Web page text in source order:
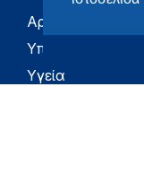
Αρχική
Υπουργείο
Υγεία